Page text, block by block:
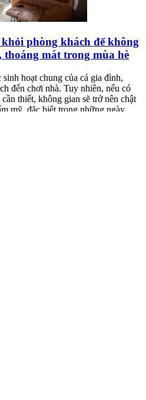
phòng khách để không
mát trong mùa hè
hoạt chung của cả gia đình,
đến chơi nhà. Tuy nhiên, nếu có
thiết, không gian sẽ trở nên chật
mỹ, đặc biệt trong những ngày